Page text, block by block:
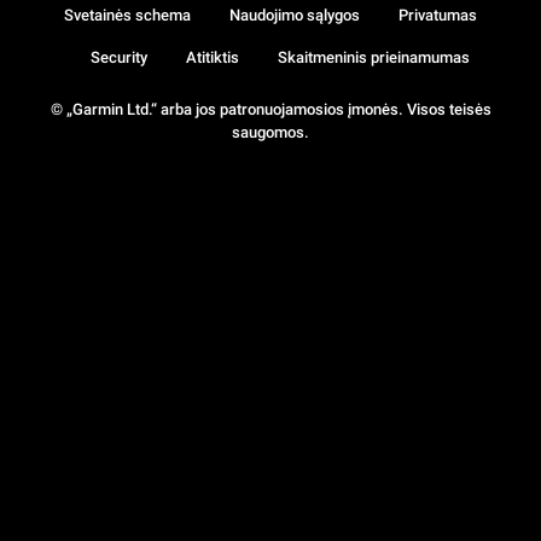
© „Garmin Ltd.“ arba jos patronuojamosios įmonės. Visos teisės
saugomos.
Svetainės schema Naudojimo sąlygos Privatumas
Security Atitiktis Skaitmeninis prieinamumas